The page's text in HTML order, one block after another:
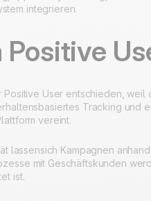
integrieren.
Positive
Positive User entschieden,
Tracking und
vereint.
lassensich Kampagnen
mit Geschäftskunden
ist.